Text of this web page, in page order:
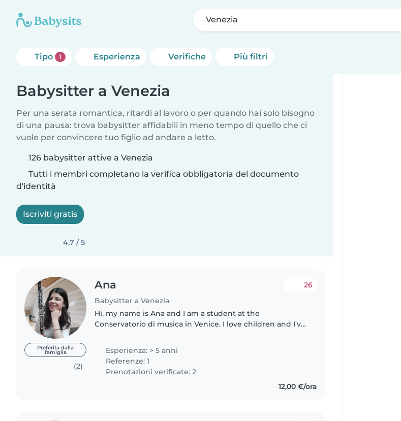
Venezia
Tipo 1 Esperienza Verifiche Più filtri
Babysitter a Venezia
Per una serata romantica, ritardi al lavoro o per quando hai solo bisogno
di una pausa: trova babysitter affidabili in meno tempo di quello che ci
vuole per convincere tuo figlio ad andare a letto.
126 babysitter attive a Venezia
Tutti i membri completano la verifica obbligatoria del documento
d'identità
Iscriviti gratis
4,7 / 5
Preferita dalla
famiglia
(2)
Ana
Babysitter a Venezia
26
Hi, my name is Ana and I am a student at the
Conservatorio di musica in Venice. I love children and I've
brother and sister) plus..
Esperienza: > 5 anni
Referenze: 1
Prenotazioni verificate: 2
12,00 €/ora